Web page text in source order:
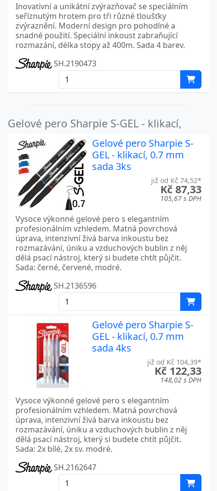
Inovativní a unikátní zvýrazňovač se speciálním
seříznutým hrotem pro tři různé tloušťky
zvýraznění. Moderní design pro pohodlné a
snadné použití. Speciální inkoust zabraňující
rozmazání, délka stopy až 400m. Sada 4 barev.
SH.2190473
Gelové pero Sharpie S-GEL - klikací,
Gelové pero Sharpie S-
GEL - klikací, 0.7 mm
sada 3ks
již od Kč 74,52*
Kč 87,33
105,67 s DPH
Vysoce výkonné gelové pero s elegantním
profesionálním vzhledem. Matná povrchová
úprava, intenzivní živá barva inkoustu bez
rozmazávání, úniku a vzduchových bublin z něj
dělá psací nástroj, který si budete chtít půjčit.
Sada: černé, červené, modré.
SH.2136596
Gelové pero Sharpie S-
GEL - klikací, 0.7 mm
sada 4ks
již od Kč 104,39*
Kč 122,33
148,02 s DPH
Vysoce výkonné gelové pero s elegantním
profesionálním vzhledem. Matná povrchová
úprava, intenzivní živá barva inkoustu bez
rozmazávání, úniku a vzduchových bublin z něj
dělá psací nástroj, který si budete chtít půjčit.
Sada: 2x bílé, 2x sv. modré.
SH.2162647